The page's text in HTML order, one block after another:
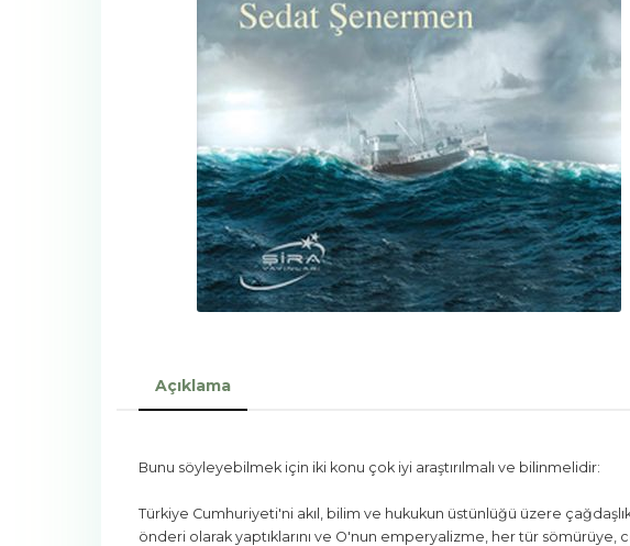
Açıklama
Bunu söyleyebilmek için iki konu çok iyi araştırılmalı ve bilinmelidir:
Türkiye Cumhuriyeti'ni akıl, bilim ve hukukun üstünlüğü üzere
önderi olarak yaptıklarını ve O'nun emperyalizme, her tür